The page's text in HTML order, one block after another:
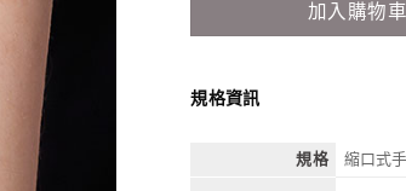
加入購物車
規格資訊
規格 縮口式